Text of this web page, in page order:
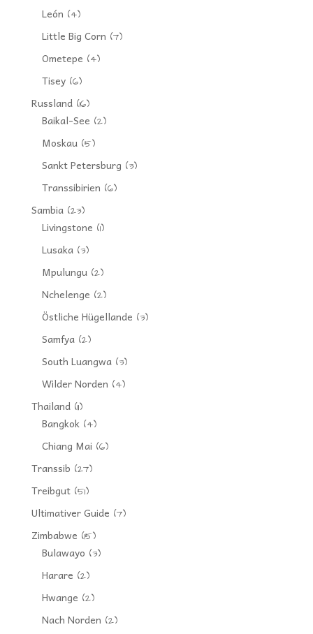
León (4)
Little Big Corn (7)
Ometepe (4)
Tisey(6)
Russland(16)
Baikal-See (2)
Moskau(5)
Sankt Petersburg (3)
Transsibirien (6)
Sambia(23)
Livingstone (1)
Lusaka(3)
Mpulungu(2)
Nchelenge (2)
Östliche Hügellande (3)
Samfya(2)
South Luangwa(3)
Wilder Norden (4)
Thailand(11)
Bangkok(4)
Chiang Mai (6)
Transsib (27)
Treibgut(51)
Ultimativer Guide (7)
Zimbabwe (15)
Bulawayo (3)
Harare (2)
Hwange (2)
Nach Norden (2)